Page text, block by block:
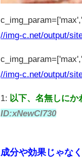
//img-c.net/output/
//img-c.net/output/
1: 以下、名無しに
ID:xNewCl730
成分や効果じゃな